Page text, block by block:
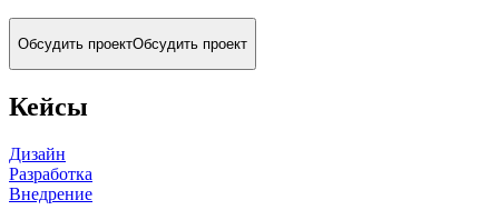
Обсудить проектОбсудить проект
Кейсы
Дизайн
Разработка
Внедрение